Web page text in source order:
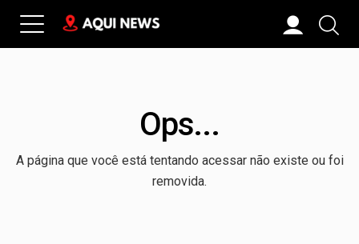
Ops...
A página que você está tentando acessar não existe ou foi
removida.